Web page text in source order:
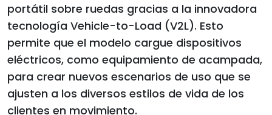
portátil sobre ruedas gracias a la innovadora
tecnología Vehicle-to-Load (V2L). Esto
permite que el modelo cargue dispositivos
eléctricos, como equipamiento de acampada,
para crear nuevos escenarios de uso que se
ajusten a los diversos estilos de vida de los
clientes en movimiento.